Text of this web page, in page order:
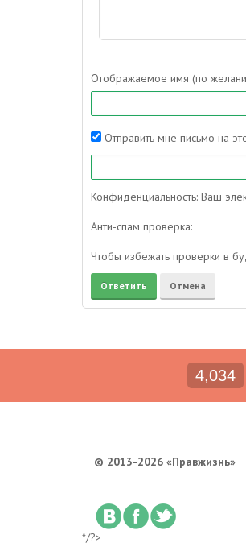
Отображаемое имя (по
Отправить мне письмо на
Конфиденциальность: Ваш
Анти-спам проверка:
Чтобы избежать проверки в
4,034
© 2013-2026 «Правжизнь»
*/?>